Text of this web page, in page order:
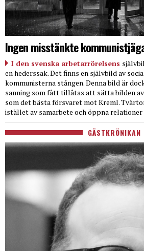
Ingen misstänkte
I den svenska arbetarrörelsens
en hederssak. Det finns en självbild av
kommunisterna stången. Denna bild är
sanning som fått tillåtas att sätta bilden
som det bästa försvaret mot Kreml.
istället av samarbete och öppna relationer
GÄSTKRÖNIKAN